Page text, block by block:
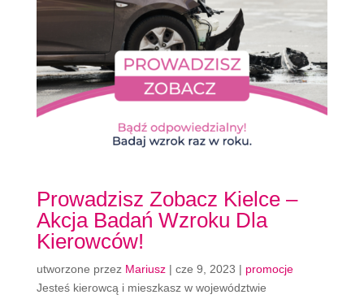
Prowadzisz Zobacz Kielce –
Akcja Badań Wzroku Dla
Kierowców!
utworzone przez Mariusz| cze 9, 2023 | promocje
Jesteś kierowcą i mieszkasz w województwie